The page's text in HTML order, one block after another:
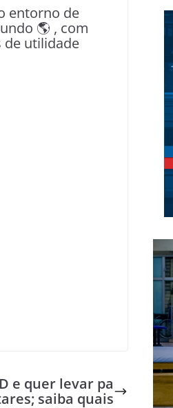
entorno de
🌎 , com
de utilidade
e quer levar pa
saiba quais